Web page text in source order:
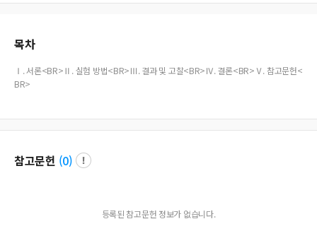
목차
Ⅰ. 서론<BR>Ⅱ. 실험 방법<BR>Ⅲ. 결과 및 고찰<BR>Ⅳ. 결론<BR>Ⅴ. 참고문헌<
BR>
참고문헌 (0)
등록된 참고문헌 정보가 없습니다.